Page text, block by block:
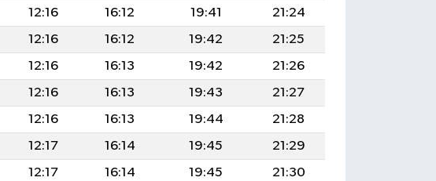
12:16 16:12 19:41
21:24
12:16 16:12 19:42
21:25
12:16 16:13 19:42
21:26
12:16 16:13 19:43
21:27
12:16 16:13 19:44
21:28
12:17 16:14 19:45
21:29
12:17 16:14 19:45
21:30